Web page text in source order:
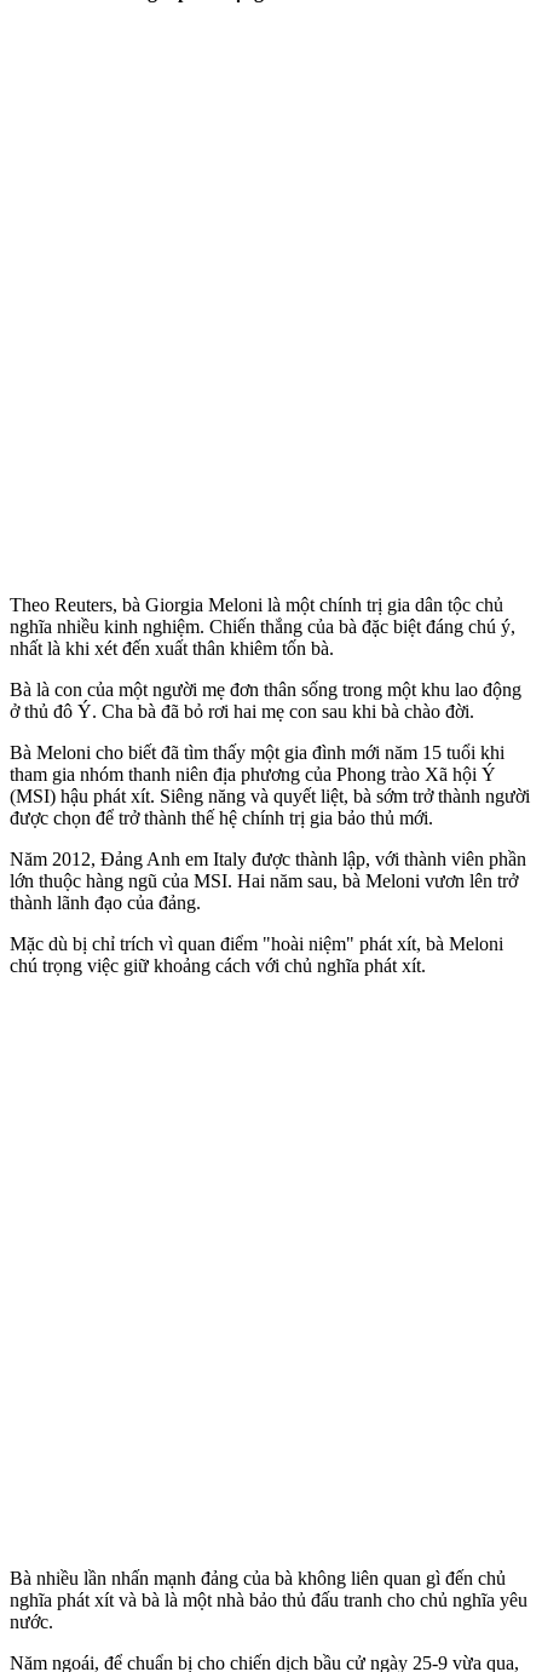
Theo Reuters, bà Giorgia Meloni là một chính trị gia dân tộc chủ
nghĩa nhiều kinh nghiệm. Chiến thắng của bà đặc biệt đáng chú ý,
nhất là khi xét đến xuất thân khiêm tốn bà.
Bà là con của một người mẹ đơn thân sống trong một khu lao động
ở thủ đô Ý. Cha bà đã bỏ rơi hai mẹ con sau khi bà chào đời.
Bà Meloni cho biết đã tìm thấy một gia đình mới năm 15 tuổi khi
tham gia nhóm thanh niên địa phương của Phong trào Xã hội Ý
(MSI) hậu phá‌t xí‌t. Siêng năng và quyết liệt, bà sớm trở thành người
được chọn để trở thành thế hệ chính trị gia bảo thủ mới.
Năm 2012, Đảng Anh em Italy được thành lập, với thành viên phần
lớn thuộc hàng ngũ của MSI. Hai năm sau, bà Meloni vươn lên trở
thành lãnh đạo của đảng.
Mặc dù bị chỉ trích vì quan điểm "hoài niệm" phá‌t xí‌t, bà Meloni
chú trọng việc giữ khoảng cách với chủ nghĩa phá‌t xí‌t.
Bà nhiều lần nhấn mạnh đảng của bà không liên quan gì đến chủ
nghĩa phá‌t xí‌t và bà là một nhà bảo thủ đấu tranh cho chủ nghĩa yêu
nước.
Năm ngoái, để chuẩn bị cho chiến dịch bầu cử ngày 25-9 vừa qua,